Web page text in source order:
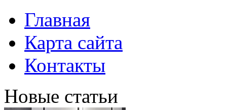
Главная
Карта сайта
Контакты
Новые статьи